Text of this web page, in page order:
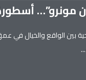
مونرو”…
بين الواقع والخيال في